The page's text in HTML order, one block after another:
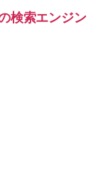
検索エンジン